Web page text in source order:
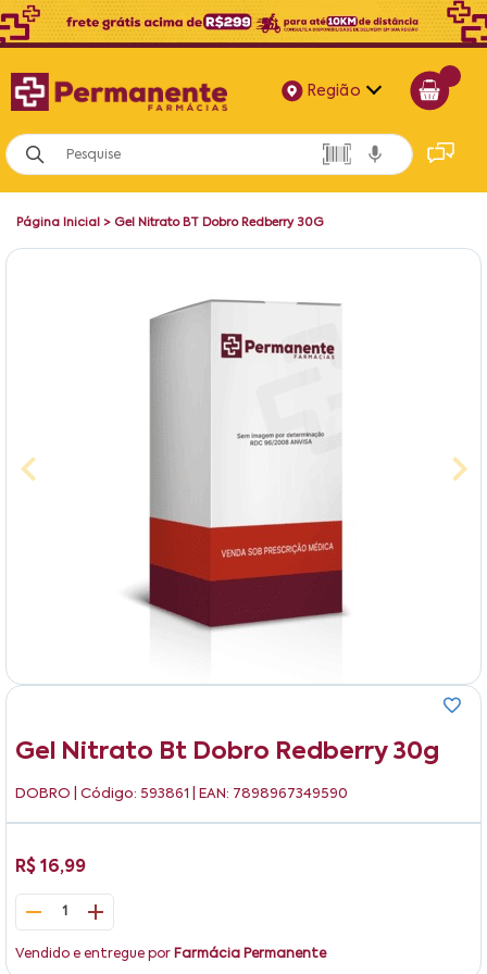
Região
Alagoas
Bahia
Página Inicial > Gel Nitrato BT Dobro Redberry 30G
Gel Nitrato Bt Dobro Redberry 30g
DOBRO | Código: 593861 | EAN: 7898967349590
R$ 16,99
1
Vendido e entregue por Farmácia Permanente